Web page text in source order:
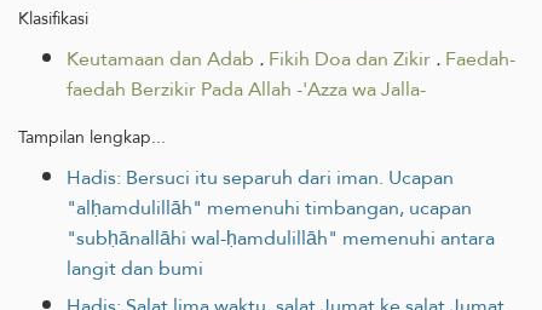
Klasifikasi
Keutamaan dan Adab .Fikih Doa dan Zikir.Faedah-
faedah Berzikir Pada Allah -'Azza wa Jalla-
Tampilan lengkap...
Hadis: Bersuci itu separuh dari iman. Ucapan
"alḥamdulillāh" memenuhi timbangan, ucapan
"subḥānallāhi wal-ḥamdulillāh" memenuhi antara
langit dan bumi